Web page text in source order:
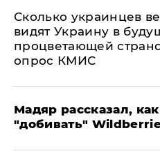
Сколько украинцев
видят Украину в
процветающей
опрос КМИС
Мадяр рассказал,
"добивать"